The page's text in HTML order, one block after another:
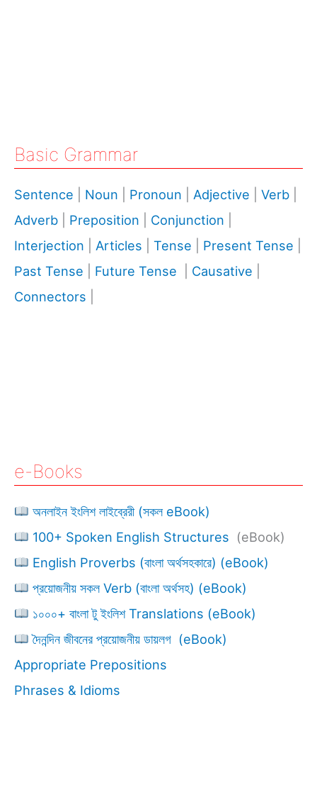
Basic Grammar
Sentence Noun Pronoun Adjective Verb
Adverb
Preposition Conjunction
Interjection
Articles Tense Present Tense
Past Tense
Future Tense Causative
Connectors
e-Books
অনলাইন ইংলিশ লাইব্রেরী (সকল eBook)
100+ Spoken English Structures (eBook)
English Proverbs (বাংলা অর্থসহকারে) (eBook)
প্রয়োজনীয় সকল Verb (বাংলা অর্থসহ) (eBook)
১০০০+ বাংলা টু ইংলিশ Translations (eBook)
দৈনন্দিন জীবনের প্রয়োজনীয় ডায়লগ (eBook)
Appropriate Prepositions
Phrases & Idioms